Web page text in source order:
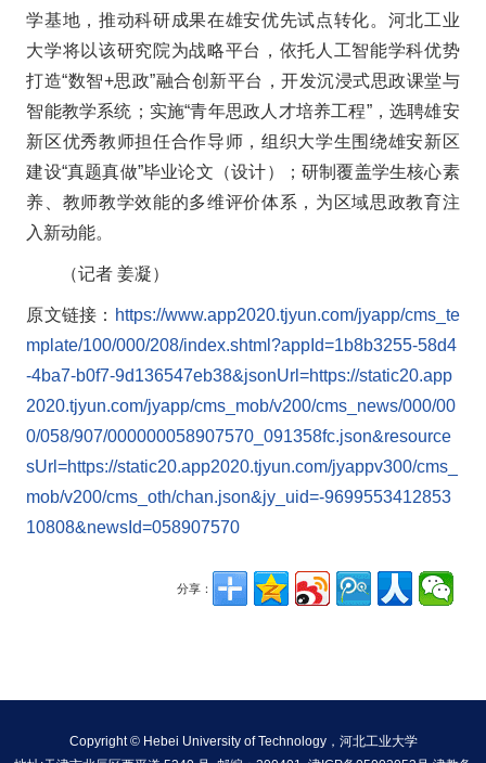
学基地，推动科研成果在雄安优先试点转化。河北工业
大学将以该研究院为战略平台，依托人工智能学科优势
打造“数智+思政”融合创新平台，开发沉浸式思政课堂与
智能教学系统；实施“青年思政人才培养工程”，选聘雄安
新区优秀教师担任合作导师，组织大学生围绕雄安新区
建设“真题真做”毕业论文（设计）；研制覆盖学生核心素
养、教师教学效能的多维评价体系，为区域思政教育注
入新动能。
（记者 姜凝）
原文链接： https://www.app2020.tjyun.com/jyapp/cms_te
mplate/100/000/208/index.shtml?appId=1b8b3255-58d4
-4ba7-b0f7-9d136547eb38&jsonUrl=https://static20.app
2020.tjyun.com/jyapp/cms_mob/v200/cms_news/000/00
0/058/907/000000058907570_091358fc.json&resource
sUrl=https://static20.app2020.tjyun.com/jyappv300/cms_
mob/v200/cms_oth/chan.json&jy_uid=-9699553412853
10808&newsId=058907570
分享：
Copyright © Hebei University of Technology，河北工业大学